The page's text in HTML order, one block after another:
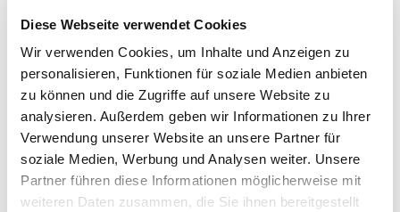
Diese Webseite verwendet Cookies
Wir verwenden Cookies, um Inhalte und Anzeigen zu
personalisieren, Funktionen für soziale Medien anbieten
zu können und die Zugriffe auf unsere Website zu
analysieren. Außerdem geben wir Informationen zu Ihrer
Verwendung unserer Website an unsere Partner für
soziale Medien, Werbung und Analysen weiter. Unsere
Partner führen diese Informationen möglicherweise mit
weiteren Daten zusammen, die Sie ihnen bereitgestellt
Hallenheizung im Gesamtzusammenhang betrachtet
werden. Dadurch lassen sich beim Bau durch eine
passgenaue Konfiguration der Anlage und im Betrieb
unter anderm durch eine vorausschauende Wartung
Predictive Maintenance ) mittels
-basierter Modelle
sowohl Material als auch Energie einsparen.
SWMS Systemtechnik Ingenieurgesellschaft mbH:
SWMS aus Oldenburg (Niedersachsen) erstellt
Software für den robotergestützten3D-Druck von